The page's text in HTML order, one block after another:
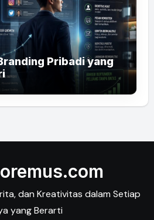
Pribadi yang
dan Kreativitas dalam Setiap
yang Berarti